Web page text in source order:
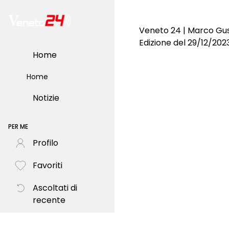
Home
Home
Notizie
PER ME
Profilo
Favoriti
Ascoltati di
recente
Veneto 24 | Marco
Edizione del 29/12/